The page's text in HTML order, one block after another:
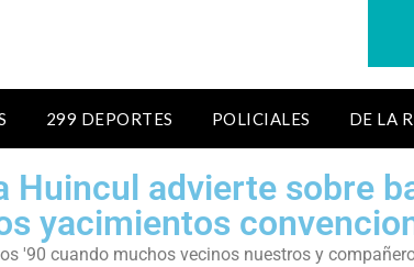
299 DEPORTES POLICIALES DE LA
Huincul advierte sobre
yacimientos
'90 cuando muchos vecinos nuestros y